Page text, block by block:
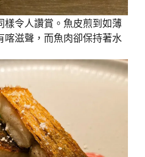
樣令人讚賞。魚皮煎到如薄
喀滋聲，而魚肉卻保持著水